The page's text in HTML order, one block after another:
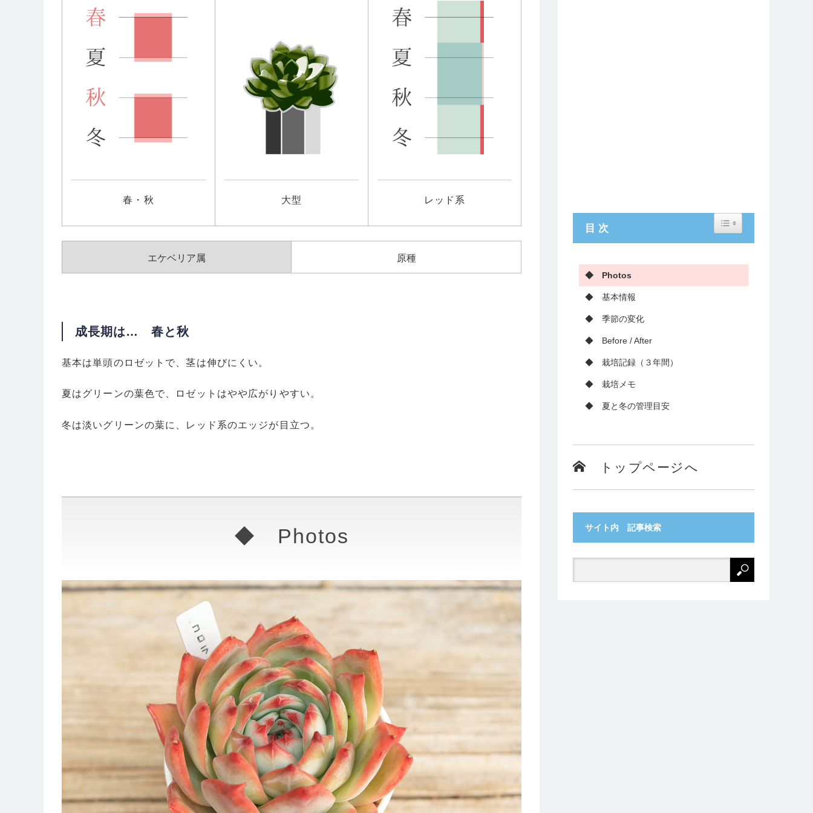
春・秋 大型 レッド系
エケベリア属 原種
成長期は… 春と秋
基本は単頭のロゼットで、茎は伸びにくい。
夏はグリーンの葉色で、ロゼットはやや広がりやすい。
冬は淡いグリーンの葉に、レッド系のエッジが目立つ。
◆ Photos
目 次
Toggle Table of Content
◆ Photos
◆ 基本情報
◆ 季節の変化
◆ Before / After
◆ 栽培記録（３年間）
◆ 栽培メモ
◆ 夏と冬の管理目安
トップページへ
サイト内 記事検索